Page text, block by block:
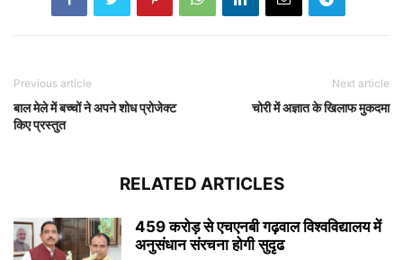
Previous article
बाल मेले में बच्चों ने अपने शोध प्रोजेक्ट
किए प्रस्तुत
Next article
चोरी में अज्ञात के खिलाफ मुकदमा
RELATED ARTICLES
459 करोड़ से एचएनबी गढ़वाल विश्वविद्यालय में
अनुसंधान संरचना होगी सुदृढ